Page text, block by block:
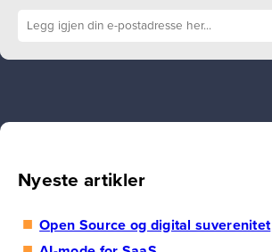
Nyeste artikler
Open Source og digital suverenitet